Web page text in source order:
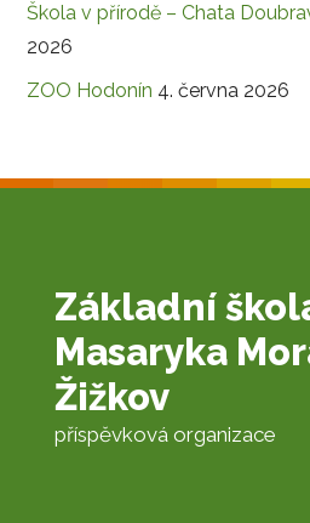
Škola v přírodě – Chata
2026
ZOO Hodonín 4. června 2026
Základní
Masaryka
Žižkov
příspěvková organizace